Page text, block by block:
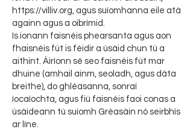
https://villiv.org, agus suíomhanna eile atá
againn agus a oibrímid.
Is ionann faisnéis phearsanta agus aon
fhaisnéis fút is féidir a úsáid chun tú a
aithint. Áiríonn sé seo faisnéis fút mar
dhuine (amhail ainm, seoladh, agus dáta
breithe), do ghléasanna, sonraí
íocaíochta, agus fiú faisnéis faoi conas a
úsáideann tú suíomh Gréasáin nó seirbhís
ar líne.